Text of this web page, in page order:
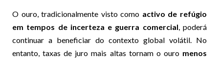
O ouro, tradicionalmente visto como activo de refúgio
em tempos de incerteza e guerra comercial , poderá
continuar a beneficiar do contexto global volátil. No
entanto, taxas de juro mais altas tornam o ouro menos